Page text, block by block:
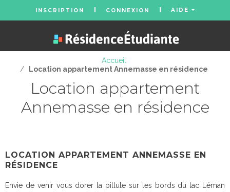
INSCRIPTION CONNEXION AIDE
Accueil
/
Location appartement Annemasse en résidence
Location appartement
Annemasse en résidence
LOCATION APPARTEMENT ANNEMASSE EN
RÉSIDENCE
Envie de venir vous dorer la pillule sur les bords du lac Léman